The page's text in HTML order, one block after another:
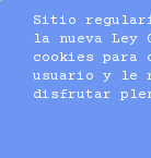
Sitio
la nueva Ley
cookies para
usuario y le
disfrutar